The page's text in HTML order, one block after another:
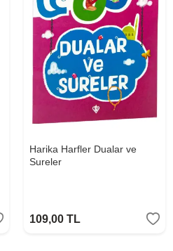
Harika Harfler Dualar ve
Sureler
109,00TL